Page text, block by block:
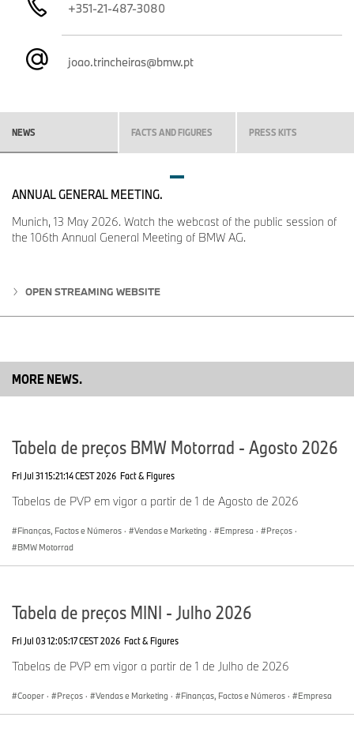
+351-21-487-3080
joao.trincheiras@bmw.pt
NEWS FACTS AND FIGURES PRESS KITS
ANNUAL GENERAL MEETING.
Munich, 13 May 2026. Watch the webcast of the public session of
the 106th Annual General Meeting of BMW AG.
OPEN STREAMING WEBSITE
MORE NEWS.
Tabela de preços BMW Motorrad - Agosto 2026
Fri Jul 31 15:21:14 CEST 2026 Fact & Figures
Tabelas de PVP em vigor a partir de 1 de Agosto de 2026
Finanças, Factos e Números · Vendas e Marketing · Empresa · Preços ·
BMW Motorrad
Tabela de preços MINI - Julho 2026
Fri Jul 03 12:05:17 CEST 2026 Fact & Figures
Tabelas de PVP em vigor a partir de 1 de Julho de 2026
Cooper · Preços · Vendas e Marketing · Finanças, Factos e Números · Empresa